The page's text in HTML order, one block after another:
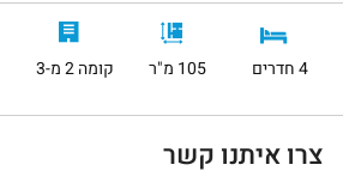
4 חדרים 105 מ"ר קומה 2 מ-3
צרו איתנו קשר